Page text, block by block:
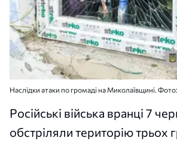
Наслідки атаки по громаді на Миколаївщині.
Російські війська вранці 7
обстріляли територію трьох